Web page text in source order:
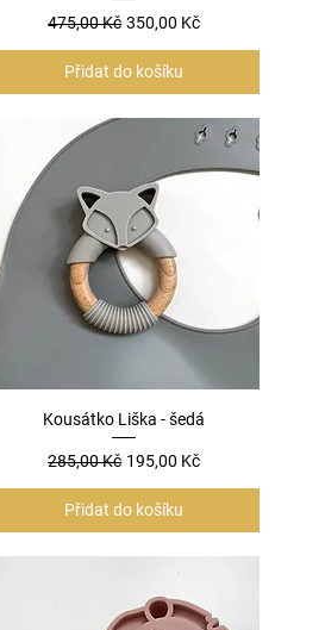
Běžná cena
475,00 Kč Zvýhodněná cena
350,00 Kč
Přidat do košíku
Rychlý náhled
Kousátko Liška - šedá
Běžná cena
285,00 Kč Zvýhodněná cena
195,00 Kč
Přidat do košíku